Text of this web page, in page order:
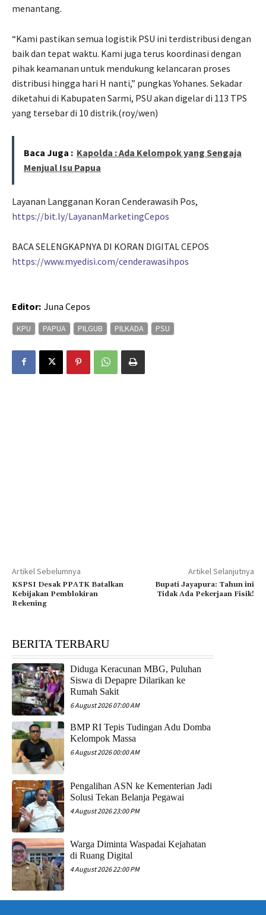
menantang.
“Kami pastikan semua logistik PSU ini terdistribusi dengan
baik dan tepat waktu. Kami juga terus koordinasi dengan
pihak keamanan untuk mendukung kelancaran proses
distribusi hingga hari H nanti,” pungkas Yohanes. Sekadar
diketahui di Kabupaten Sarmi, PSU akan digelar di 113 TPS
yang tersebar di 10 distrik.(roy/wen)
Baca Juga : Kapolda : Ada Kelompok yang Sengaja
Menjual Isu Papua
Layanan Langganan Koran Cenderawasih Pos,
https://bit.ly/LayananMarketingCepos
BACA SELENGKAPNYA DI KORAN DIGITAL CEPOS
https://www.myedisi.com/cenderawasihpos
Editor: Juna Cepos
KPU PAPUA PILGUB PILKADA PSU
Artikel Sebelumnya
KSPSI Desak PPATK Batalkan
Kebijakan Pemblokiran
Rekening
Artikel Selanjutnya
Bupati Jayapura: Tahun ini
Tidak Ada Pekerjaan Fisik!
BERITA TERBARU
Diduga Keracunan MBG, Puluhan
Siswa di Depapre Dilarikan ke
Rumah Sakit
6 August 2026 07:00 AM
​BMP RI Tepis Tudingan Adu Domba
Kelompok Massa
6 August 2026 00:00 AM
Pengalihan ASN ke Kementerian Jadi
Solusi Tekan Belanja Pegawai
4 August 2026 23:00 PM
Warga Diminta Waspadai Kejahatan
di Ruang Digital
4 August 2026 22:00 PM